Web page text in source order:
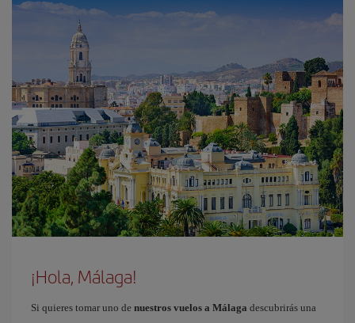
¡Hola, Málaga!
Si quieres tomar uno de nuestros vuelos a Málaga descubrirás una